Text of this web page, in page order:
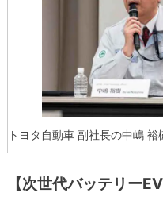
トヨタ自動車 副社長の中嶋 裕
【次世代バッテリー